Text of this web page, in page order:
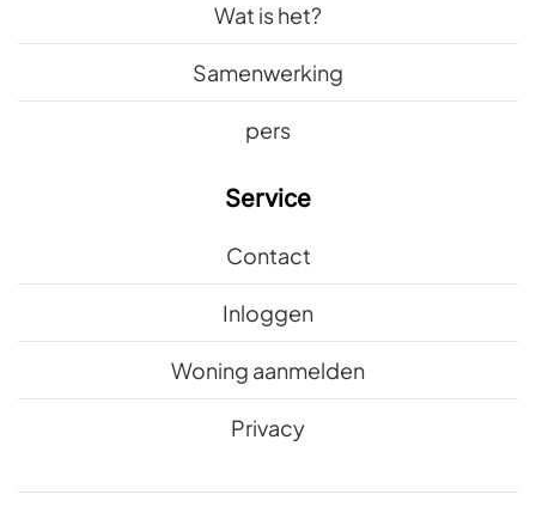
Wat is het?
Samenwerking
pers
Service
Contact
Inloggen
Woning aanmelden
Privacy